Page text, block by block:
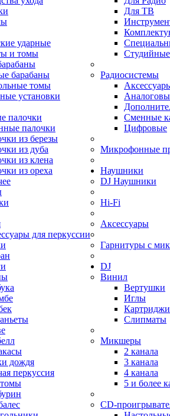
ударные
и томы
барабаны
томы
установки
палочки
палочки
из березы
из дуба
из клена
из ореха
для перкуссии
дождя
перкуссия
Для ТВ
Студийные
Радиосистемы
Сменные
Цифровые
Микрофонные
Наушники
DJ Наушники
Hi-Fi
Аксессуары
Гарнитуры с
DJ
Винил
Вертушки
Иглы
Картриджи
Слипматы
Микшеры
2 канала
3 канала
4 канала
5 и более
CD-